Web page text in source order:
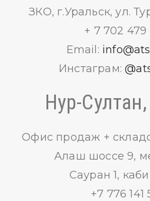
ЗКО, г.Уральск, ул.
+ 7 702 479
Email:
Инстаграм:
Нур-
Офис продаж +
Алаш шоссе 9,
Сауран 1,
+7 776 141